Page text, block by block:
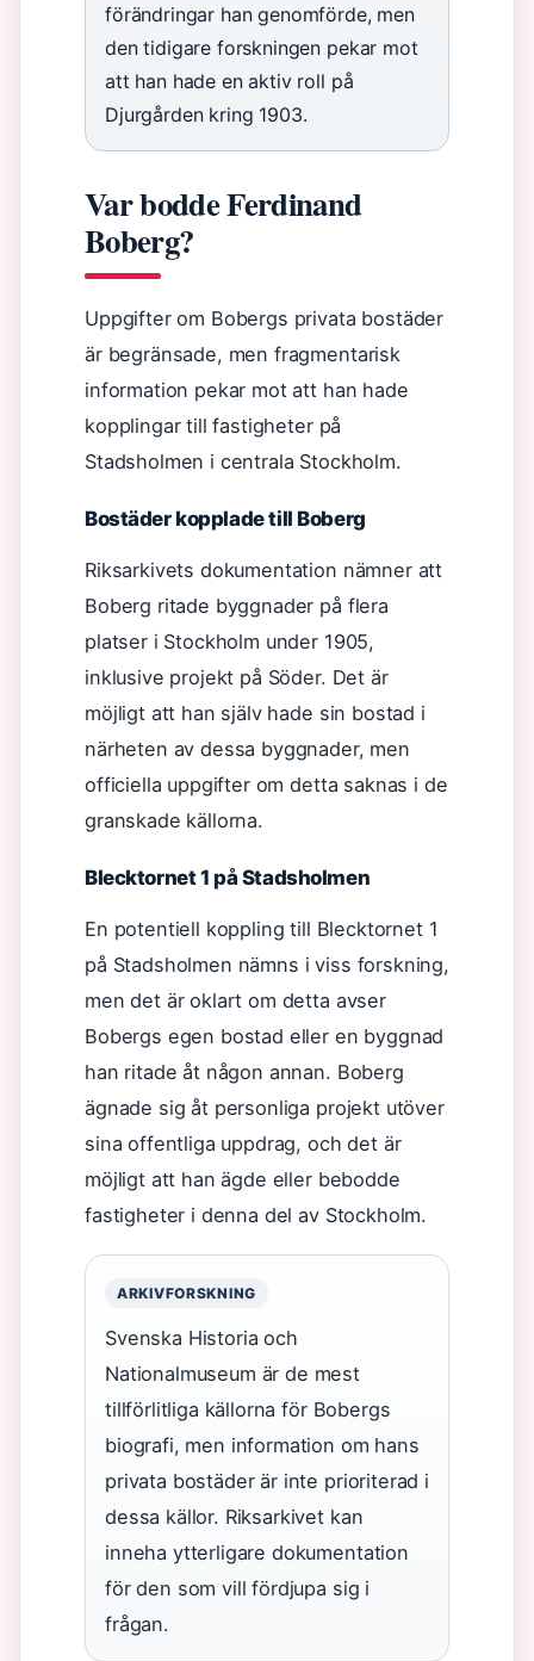
förändringar han genomförde, men
den tidigare forskningen pekar mot
att han hade en aktiv roll på
Djurgården kring 1903.
Var bodde Ferdinand
Boberg?
Uppgifter om Bobergs privata bostäder
är begränsade, men fragmentarisk
information pekar mot att han hade
kopplingar till fastigheter på
Stadsholmen i centrala Stockholm.
Bostäder kopplade till Boberg
Riksarkivets dokumentation nämner att
Boberg ritade byggnader på flera
platser i Stockholm under 1905,
inklusive projekt på Söder. Det är
möjligt att han själv hade sin bostad i
närheten av dessa byggnader, men
officiella uppgifter om detta saknas i de
granskade källorna.
Blecktornet 1 på Stadsholmen
En potentiell koppling till Blecktornet 1
på Stadsholmen nämns i viss forskning,
men det är oklart om detta avser
Bobergs egen bostad eller en byggnad
han ritade åt någon annan. Boberg
ägnade sig åt personliga projekt utöver
sina offentliga uppdrag, och det är
möjligt att han ägde eller bebodde
fastigheter i denna del av Stockholm.
ARKIVFORSKNING
Svenska Historia och
Nationalmuseum är de mest
tillförlitliga källorna för Bobergs
biografi, men information om hans
privata bostäder är inte prioriterad i
dessa källor. Riksarkivet kan
inneha ytterligare dokumentation
för den som vill fördjupa sig i
frågan.